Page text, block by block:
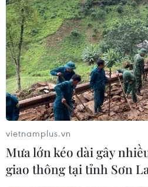
NAPAS và KiotViet hợp tác
hệ sinh thái thanh toán
06/08/2026 14:03
BIDV chốt ngày chia 498
phiếu, tăng vốn điều lệ lên
đồng
06/08/2026 13:42
Hướng tới mục tiêu quy mô
vietnamplus.vn
Mưa lớn kéo dài gây
giao thông tại tỉnh Sơn La